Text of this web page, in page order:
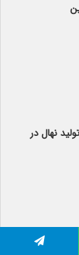
راه اندازی